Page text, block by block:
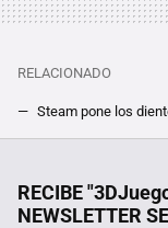
RELACIONADO
RECIBE
NEWSLETTER